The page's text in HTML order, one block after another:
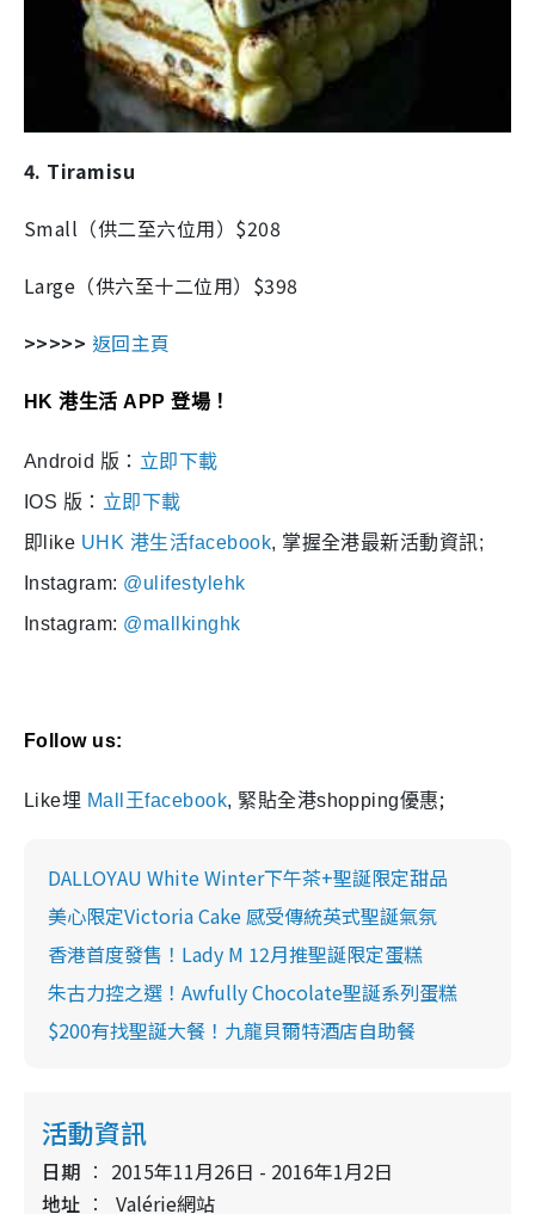
4. Tiramisu
Small（供二至六位用）$208
Large（供六至十二位用）$398
>>>>> 返回主頁
HK 港生活 APP 登場！
Android 版： 立即下載
IOS 版： 立即下載
即like UHK 港生活facebook, 掌握全港最新活動資訊;
Instagram: @ulifestylehk
Instagram: @mallkinghk
Follow us:
Like埋 Mall王facebook, 緊貼全港shopping優惠;
DALLOYAU White Winter下午茶+聖誕限定甜品
美心限定Victoria Cake 感受傳統英式聖誕氣氛
香港首度發售！Lady M 12月推聖誕限定蛋糕
朱古力控之選！Awfully Chocolate聖誕系列蛋糕
$200有找聖誕大餐！九龍貝爾特酒店自助餐
活動資訊
日期
2015年11月26日 - 2016年1月2日
地址
Valérie網站